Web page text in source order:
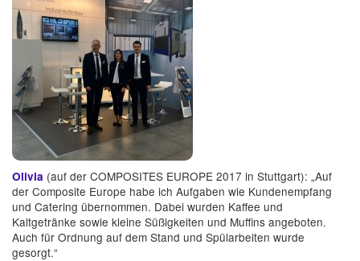
Olivia (auf der COMPOSITES EUROPE 2017 in Stuttgart): „Auf
der Composite Europe habe ich Aufgaben wie Kundenempfang
und Catering übernommen. Dabei wurden Kaffee und
Kaltgetränke sowie kleine Süßigkeiten und Muffins angeboten.
Auch für Ordnung auf dem Stand und Spülarbeiten wurde
gesorgt.“